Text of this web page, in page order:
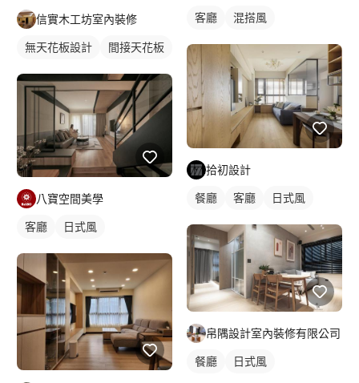
信實木工坊室內裝修
無天花板設計 間接天花板
八寶空間美學
客廳 日式風
客廳 混搭風
拾初設計
餐廳 客廳 日式風
帛隅設計室內裝修有限公司
餐廳 日式風